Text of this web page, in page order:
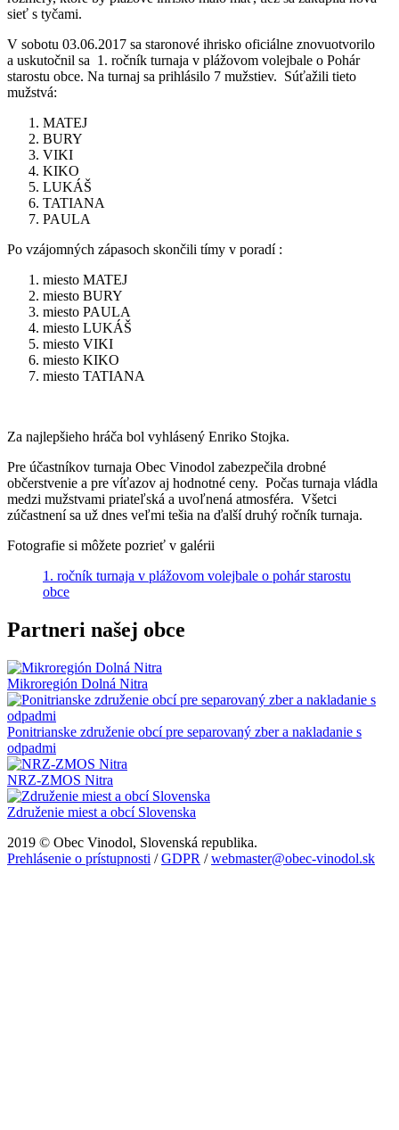
sieť s tyčami.
V sobotu 03.06.2017 sa staronové ihrisko oficiálne znovuotvorilo
a uskutočnil sa 1. ročník turnaja v plážovom volejbale o Pohár
starostu obce. Na turnaj sa prihlásilo 7 mužstiev. Súťažili tieto
mužstvá:
MATEJ
BURY
VIKI
KIKO
LUKÁŠ
TATIANA
PAULA
Po vzájomných zápasoch skončili tímy v poradí :
miesto MATEJ
miesto BURY
miesto PAULA
miesto LUKÁŠ
miesto VIKI
miesto KIKO
miesto TATIANA
Za najlepšieho hráča bol vyhlásený Enriko Stojka.
Pre účastníkov turnaja Obec Vinodol zabezpečila drobné
občerstvenie a pre víťazov aj hodnotné ceny. Počas turnaja vládla
medzi mužstvami priateľská a uvoľnená atmosféra. Všetci
zúčastnení sa už dnes veľmi tešia na ďalší druhý ročník turnaja.
Fotografie si môžete pozrieť v galérii
1. ročník turnaja v plážovom volejbale o pohár starostu
obce
Partneri našej obce
Mikroregión Dolná Nitra
Ponitrianske združenie obcí pre separovaný zber a nakladanie s
odpadmi
NRZ-ZMOS Nitra
Združenie miest a obcí Slovenska
2019 © Obec Vinodol, Slovenská republika.
Prehlásenie o prístupnosti /GDPR /webmaster@obec-vinodol.sk